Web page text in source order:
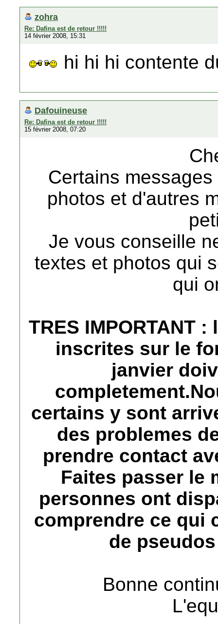
zohra
Re: Dafina est de retour !!!!!
14 février 2008, 15:31
hi hi hi contente
Dafouineuse
Re: Dafina est de retour !!!!!
15 février 2008, 07:20
Certains
photos et d'autres
Je vous conseille
textes et photos qui
qui
TRES IMPORTANT
inscrites sur le
janvier
certains y sont
des problemes
prendre contact
Faites passer le
personnes ont
comprendre ce qui
de
Bonne